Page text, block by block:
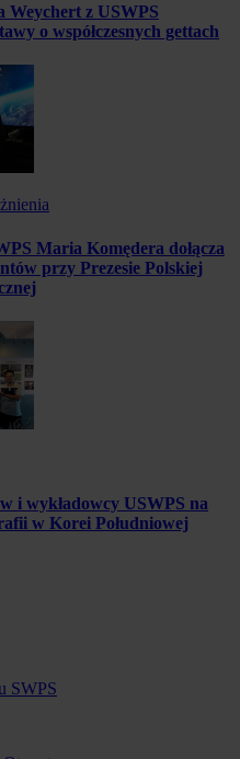
z USWPS
o współczesnych gettach
Maria Komędera dołącza
przy Prezesie Polskiej
i wykładowcy USWPS na
w Korei Południowej
SWPS